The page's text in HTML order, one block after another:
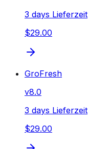
3 days Lieferzeit
$29.00
GroFresh
v8.0
3 days Lieferzeit
$29.00